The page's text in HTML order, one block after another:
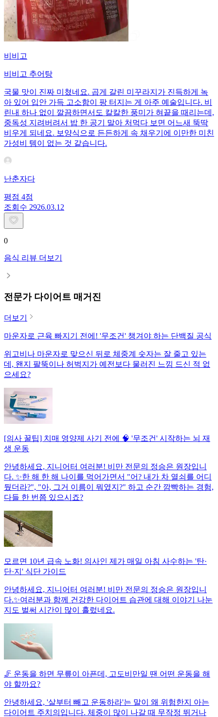
비비고
비비고 추어탕
국물 맛이 진짜 미쳤네요. 곱게 갈린 미꾸라지가 진득하게 녹
아 있어 입안 가득 고소함이 팡 터지는 게 아주 예술입니다. 비
린내 하나 없이 깔끔하면서도 칼칼한 풍미가 혀끝을 때리는데,
중독성 지려버려서 밥 한 공기 말아 처먹다 보면 어느새 뚝딱
비우게 되네요. 보양식으로 든든하게 속 채우기에 이만한 미친
가성비 템이 없는 것 같습니다.
난춘자다
평점 4점
조회수 2926.03.12
0
음식 리뷰 더보기
전문가 다이어트 매거진
더보기
마운자로 근육 빠지기 전에! '무조건' 챙겨야 하는 단백질 공식
위고비나 마운자로 맞으신 뒤로 체중계 숫자는 잘 줄고 있는
데, 왠지 팔뚝이나 허벅지가 예전보다 물러진 느낌 드신 적 없
으세요?
[의사 꿀팁] 치매 영양제 사기 전에 🧠 '무조건' 시작하는 뇌 재
생 운동
안녕하세요, 지니어터 여러분! 비만 전문의 정승은 원장입니
다. ✨한 해 한 해 나이를 먹어가면서 "어? 내가 차 열쇠를 어디
뒀더라?", "아, 그거 이름이 뭐였지?" 하고 순간 깜빡하는 경험,
다들 한 번쯤 있으시죠?
모르면 10년 급속 노화! 의사인 제가 매일 아침 사수하는 '탄·
단·지' 식단 가이드
안녕하세요, 지니어터 여러분! 비만 전문의 정승은 원장입니
다.✨여러분과 함께 건강한 다이어트 습관에 대해 이야기 나눈
지도 벌써 시간이 많이 흘렀네요.
🦵 운동을 하면 무릎이 아픈데, 고도비만일 땐 어떤 운동을 해
야 할까요?
안녕하세요, '살부터 빼고 운동하라'는 말이 왜 위험한지 아는
다이어트 주치의입니다. 체중이 많이 나갈 때 무작정 뛰거나